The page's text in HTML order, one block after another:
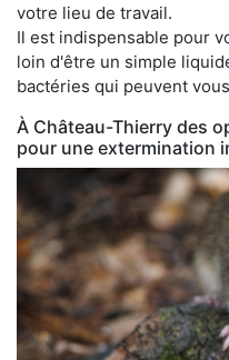
votre lieu de travail.
Il est indispensable pour
loin d'être un simple
bactéries qui peuvent
À Château-Thierry des
pour une extermination